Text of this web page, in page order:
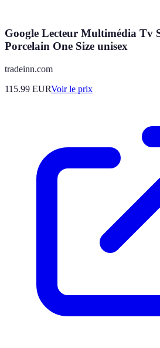
Google Lecteur Multimédia Tv
Porcelain One Size unisex
tradeinn.com
115.99 EURVoir le prix